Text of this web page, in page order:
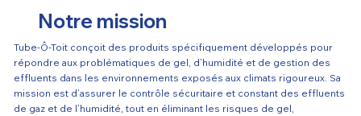
Notre mission
Tube-Ô-Toit conçoit des produits spécifiquement développés pour
répondre aux problématiques de gel, d’humidité et de gestion des
effluents dans les environnements exposés aux climats rigoureux. Sa
mission est d’assurer le contrôle sécuritaire et constant des effluents
de gaz et de l’humidité, tout en éliminant les risques de gel,